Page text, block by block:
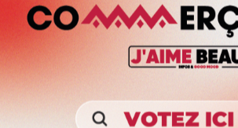
Côté papilles, place au festival des
posera ses valises sur place pour
du monde culinaire. Cuisine marocaine,
asiatique, spécialités françaises